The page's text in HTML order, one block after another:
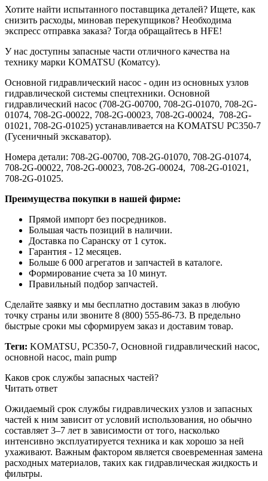
Хотите найти испытанного поставщика деталей? Ищете, как
снизить расходы, миновав перекупщиков? Необходима
экспресс отправка заказа? Тогда обращайтесь в HFE!
У нас доступны запасные части отличного качества на
технику марки KOMATSU (Коматсу).
Основной гидравлический насос - один из основных узлов
гидравлической системы спецтехники. Основной
гидравлический насос (708-2G-00700, 708-2G-01070, 708-2G-
01074, 708-2G-00022, 708-2G-00023, 708-2G-00024, 708-2G-
01021, 708-2G-01025) устанавливается на KOMATSU PC350-7
(Гусеничный экскаватор).
Номера детали: 708-2G-00700, 708-2G-01070, 708-2G-01074,
708-2G-00022, 708-2G-00023, 708-2G-00024, 708-2G-01021,
708-2G-01025.
Преимущества покупки в нашей фирме:
Прямой импорт без посредников.
Большая часть позиций в наличии.
Доставка по Саранску от 1 суток.
Гарантия - 12 месяцев.
Больше 6 000 агрегатов и запчастей в каталоге.
Формирование счета за 10 минут.
Правильный подбор запчастей.
Сделайте заявку и мы бесплатно доставим заказ в любую
точку страны или звоните 8 (800) 555-86-73. В предельно
быстрые сроки мы сформируем заказ и доставим товар.
Теги: KOMATSU, PC350-7, Основной гидравлический насос,
основной насос, main pump
Каков срок службы запасных частей?
Читать ответ
Ожидаемый срок службы гидравлических узлов и запасных
частей к ним зависит от условий использования, но обычно
составляет 3–7 лет в зависимости от того, насколько
интенсивно эксплуатируется техника и как хорошо за ней
ухаживают. Важным фактором является своевременная замена
расходных материалов, таких как гидравлическая жидкость и
фильтры.